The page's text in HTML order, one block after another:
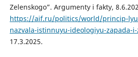
Zelenskogo”. Argumenty i fakty,
https://aif.ru/politics/world/princip-
nazvala-istinnuyu-ideologiyu-zapada-
17.3.2025.